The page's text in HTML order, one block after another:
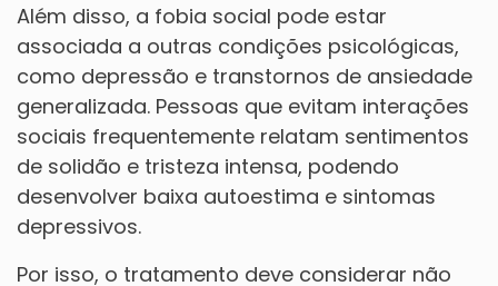
Além disso, a fobia social pode estar
associada a outras condições psicológicas,
como depressão e transtornos de ansiedade
generalizada. Pessoas que evitam interações
sociais frequentemente relatam sentimentos
de solidão e tristeza intensa, podendo
desenvolver baixa autoestima e sintomas
depressivos.
Por isso, o tratamento deve considerar não